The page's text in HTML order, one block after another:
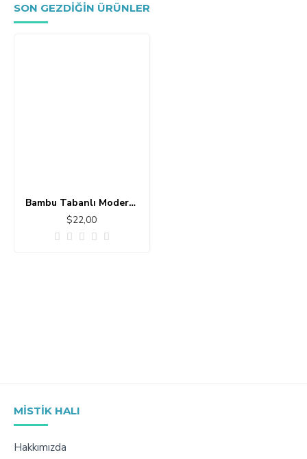
SON GEZDIĞIN ÜRÜNLER
Bambu Tabanlı Modern Halı MS355
$22,00
MISTIK HALI
Hakkımızda